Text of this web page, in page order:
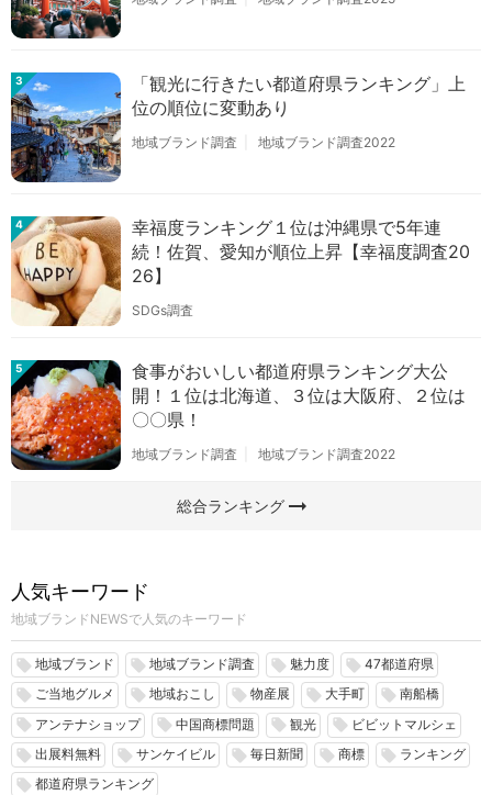
3
「観光に行きたい都道府県ランキング」上
位の順位に変動あり
地域ブランド調査 地域ブランド調査2022
4
幸福度ランキング１位は沖縄県で5年連
続！佐賀、愛知が順位上昇【幸福度調査20
26】
SDGs調査
5
食事がおいしい都道府県ランキング大公
開！１位は北海道、３位は大阪府、２位は
〇〇県！
地域ブランド調査 地域ブランド調査2022
総合ランキングarrow_right_alt
人気キーワード
地域ブランドNEWSで人気のキーワード
local_offer 地域ブランド local_offer 地域ブランド調査 local_offer 魅力度 local_offer 47都道府県
local_offer ご当地グルメ local_offer 地域おこし local_offer 物産展 local_offer 大手町 local_offer 南船橋
local_offer アンテナショップ local_offer 中国商標問題 local_offer 観光 local_offer ビビットマルシェ
local_offer 出展料無料 local_offer サンケイビル local_offer 毎日新聞 local_offer 商標 local_offer ランキング
local_offer 都道府県ランキング